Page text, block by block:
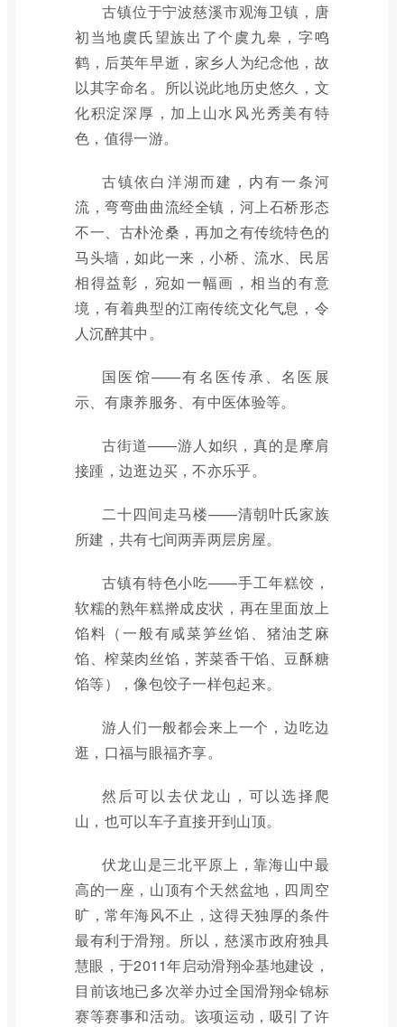
古镇位于宁波慈溪市观海卫镇，唐
初当地虞氏望族出了个虞九皋，字鸣
鹤，后英年早逝，家乡人为纪念他，故
以其字命名。所以说此地历史悠久，文
化积淀深厚，加上山水风光秀美有特
色，值得一游。
古镇依白洋湖而建，内有一条河
流，弯弯曲曲流经全镇，河上石桥形态
不一、古朴沧桑，再加之有传统特色的
马头墙，如此一来，小桥、流水、民居
相得益彰，宛如一幅画，相当的有意
境，有着典型的江南传统文化气息，令
人沉醉其中。
国医馆——有名医传承、名医展
示、有康养服务、有中医体验等。
古街道——游人如织，真的是摩肩
接踵，边逛边买，不亦乐乎。
二十四间走马楼——清朝叶氏家族
所建，共有七间两弄两层房屋。
古镇有特色小吃——手工年糕饺，
软糯的熟年糕擀成皮状，再在里面放上
馅料（一般有咸菜笋丝馅、猪油芝麻
馅、榨菜肉丝馅，荠菜香干馅、豆酥糖
馅等），像包饺子一样包起来。
游人们一般都会来上一个，边吃边
逛，口福与眼福齐享。
然后可以去伏龙山，可以选择爬
山，也可以车子直接开到山顶。
伏龙山是三北平原上，靠海山中最
高的一座，山顶有个天然盆地，四周空
旷，常年海风不止，这得天独厚的条件
最有利于滑翔。所以，慈溪市政府独具
慧眼，于2011年启动滑翔伞基地建设，
目前该地已多次举办过全国滑翔伞锦标
赛等赛事和活动。该项运动，吸引了许